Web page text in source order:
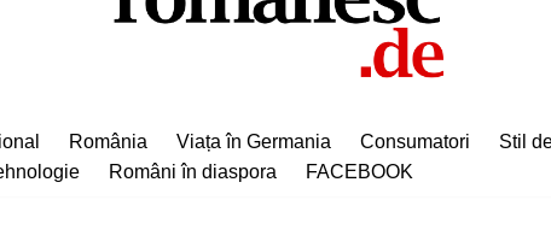
România Viața în Germania Consumatori Stil
Români în diaspora FACEBOOK